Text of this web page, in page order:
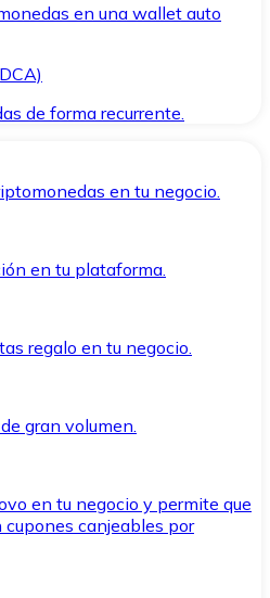
en una wallet auto
de forma recurrente.
en tu negocio.
en tu plataforma.
regalo en tu negocio.
gran volumen.
en tu negocio y permite que
canjeables por